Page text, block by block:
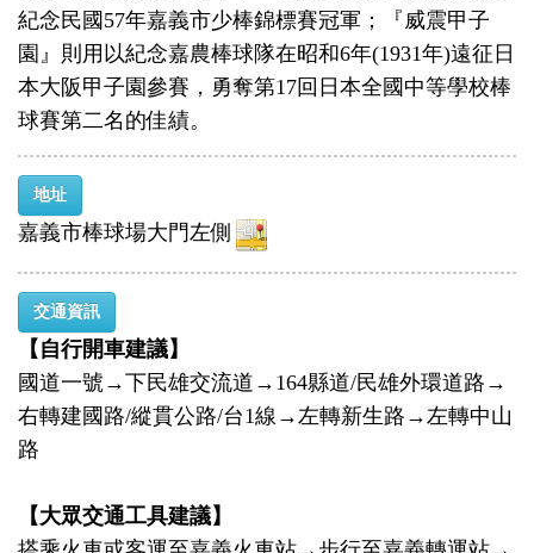
紀念民國57年嘉義市少棒錦標賽冠軍；『威震甲子
園』則用以紀念嘉農棒球隊在昭和6年(1931年)遠征日
本大阪甲子園參賽，勇奪第17回日本全國中等學校棒
球賽第二名的佳績。
地址
嘉義市棒球場大門左側
交通資訊
【自行開車建議】
國道一號→下民雄交流道→164縣道/民雄外環道路→
右轉建國路/縱貫公路/台1線→左轉新生路→左轉中山
路
【大眾交通工具建議】